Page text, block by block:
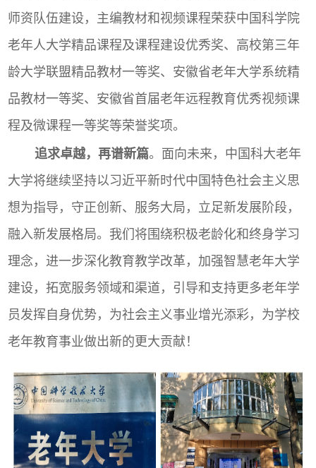
师资队伍建设，主编教材和视频课程荣获中国科学院
老年人大学精品课程及课程建设优秀奖、高校第三年
龄大学联盟精品教材一等奖、安徽省老年大学系统精
品教材一等奖、安徽省首届老年远程教育优秀视频课
程及微课程一等奖等荣誉奖项。
追求卓越，再谱新篇。面向未来，中国科大老年
大学将继续坚持以习近平新时代中国特色社会主义思
想为指导，守正创新、服务大局，立足新发展阶段，
融入新发展格局。我们将围绕积极老龄化和终身学习
理念，进一步深化教育教学改革，加强智慧老年大学
建设，拓宽服务领域和渠道，引导和支持更多老年学
员发挥自身优势，为社会主义事业增光添彩，为学校
老年教育事业做出新的更大贡献！